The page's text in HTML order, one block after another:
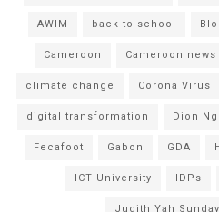
AWIM back to school
Cameroon Cameroon news
climate change Corona Virus
digital transformation Dion
Fecafoot Gabon GDA
ICT University IDPs
Judith Yah